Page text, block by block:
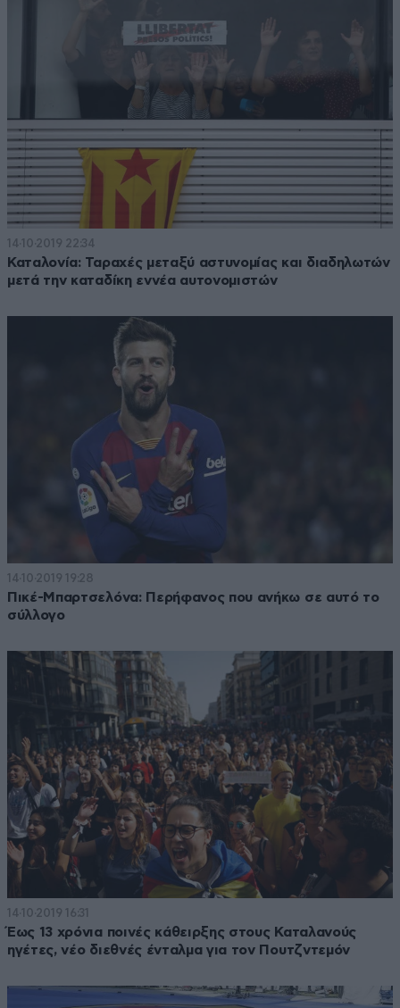
14·10·2019 22:34
Καταλονία: Ταραχές μεταξύ αστυνομίας και διαδηλωτών
μετά την καταδίκη εννέα αυτονομιστών
14·10·2019 19:28
Πικέ-Μπαρτσελόνα: Περήφανος που ανήκω σε αυτό το
σύλλογο
14·10·2019 16:31
Έως 13 χρόνια ποινές κάθειρξης στους Καταλανούς
ηγέτες, νέο διεθνές ένταλμα για τον Πουτζντεμόν